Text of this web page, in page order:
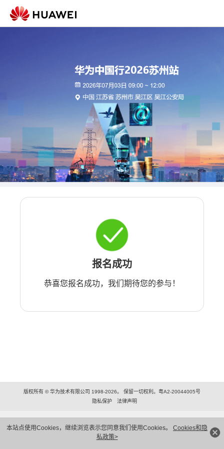
本站点使用Cookies，继续浏览表示您同意我们使用Cookies。 Cookies和隐
私政策>
报名成功
恭喜您报名成功，我们期待您的参与！
版权所有 © 华为技术有限公司 1998-2026。 保留一切权利。粤A2-20044005号
隐私保护
法律声明